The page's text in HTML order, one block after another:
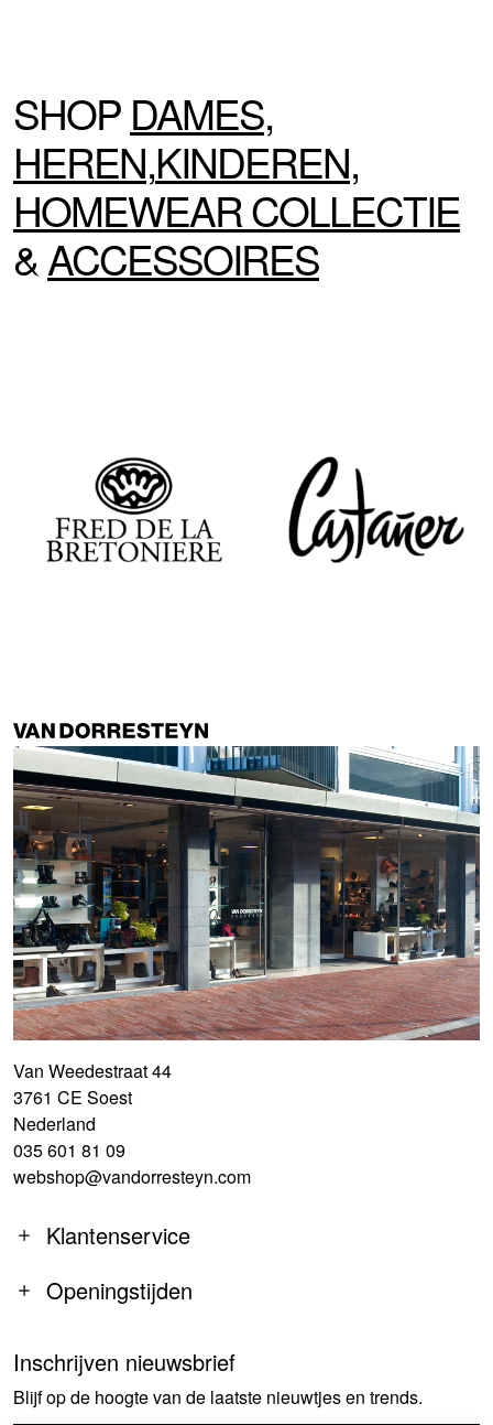
SHOP DAMES,
HEREN,KINDEREN,
HOMEWEARCOLLECTIE
&ACCESSOIRES
Van Weedestraat 44
3761 CE Soest
Nederland
035 601 81 09
webshop@vandorresteyn.com
Klantenservice
Openingstijden
MA
14:00-18:00
DI-DO
09:30-18:00
Inschrijven nieuwsbrief
Blijf op de hoogte van de laatste nieuwtjes en trends.